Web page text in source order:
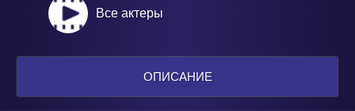
Все актеры
ОПИСАНИЕ